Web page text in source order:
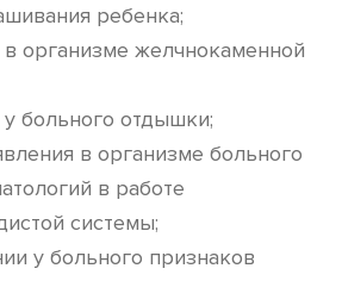
ребенка;
организме желчнокаменной
больного отдышки;
в организме больного
в работе
системы;
у больного признаков